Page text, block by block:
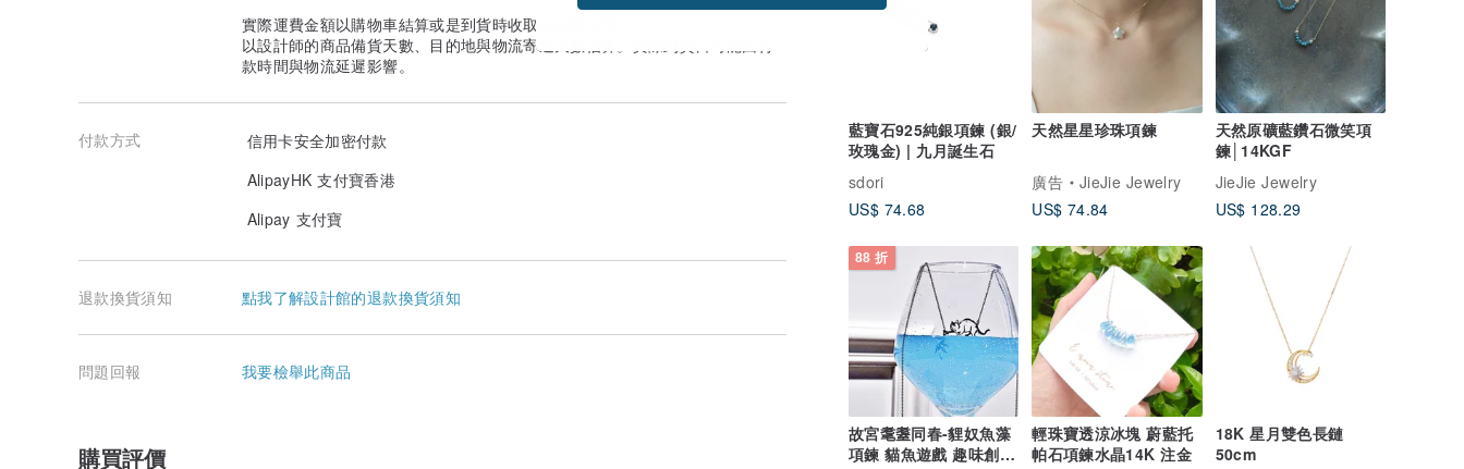
藍寶石925純銀項鍊 (銀/
玫瑰金) | 九月誕生石
sdori
US$ 74.68
天然星星珍珠項鍊
廣告
JieJie Jewelry
US$ 74.84
天然原礦藍鑽石微笑項
鍊│14KGF
JieJie Jewelry
US$ 128.29
88 折
故宮耄耋同春-貍奴魚藻
項鍊 貓魚遊戲 趣味創意
輕珠寶透涼冰塊 蔚藍托
帕石項鍊水晶14K 注金
18K 星月雙色長鏈
50cm
實際運費金額以購物車結算或是到貨時收取的金額為準。
以設計師的商品備貨天數、目的地與物流寄送天數估算。實際到貨日可能因付
款時間與物流延遲影響。
付款方式
信用卡安全加密付款
AlipayHK 支付寶香港
Alipay 支付寶
退款換貨須知 點我了解設計館的退款換貨須知
問題回報 我要檢舉此商品
購買評價